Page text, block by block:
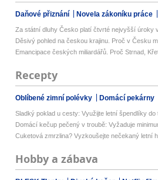
Daňové přiznání Novela zákoníku práce
Za státní dluhy Česko platí čtvrté nejvyšší úroky
Děsivý pohled na českou krajinu. Proč v Česku
Emancipace českých miliardářů. Proč Strnad,
Recepty
Oblíbené zimní polévky Domácí pekárny
Sladký poklad u cesty: Využijte letní špendlíky do
Domácí kečup pečený v troubě: Vyžaduje
Cuketová zmrzlina? Vyzkoušejte nečekaný letní
Hobby a zábava